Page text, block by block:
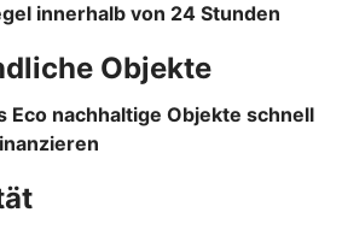
innerhalb von 24 Stunden
Objekte
Eco nachhaltige Objekte schnell